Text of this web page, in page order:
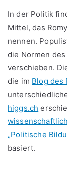
In der Politik
Mittel, das
nennen.
die Normen
verschieben.
die im Blog des
higgs.ch
„Politische
basiert.